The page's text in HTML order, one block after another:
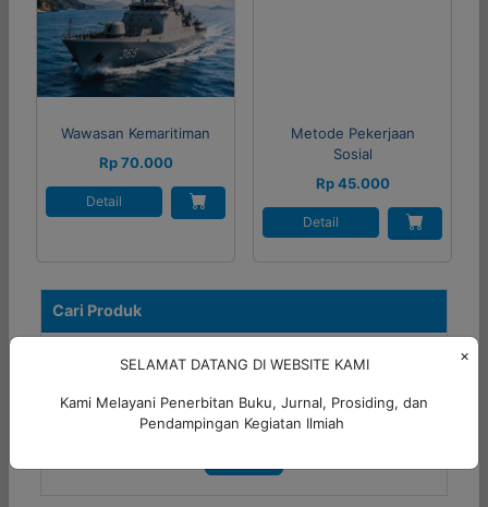
Wawasan Kemaritiman
Rp 70.000
Detail
Metode Pekerjaan
Sosial
Rp 45.000
Detail
Cari Produk
×
SELAMAT DATANG DI WEBSITE KAMI
Kami Melayani Penerbitan Buku, Jurnal, Prosiding, dan
Pendampingan Kegiatan Ilmiah